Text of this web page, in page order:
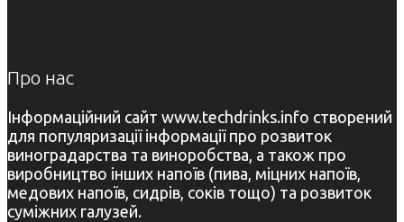
Про нас
Інформаційний сайт www.techdrinks.info створений
для популяризації інформації про розвиток
виноградарства та виноробства, а також про
виробництво інших напоїв (пива, міцних напоїв,
медових напоїв, сидрів, соків тощо) та розвиток
суміжних галузей.